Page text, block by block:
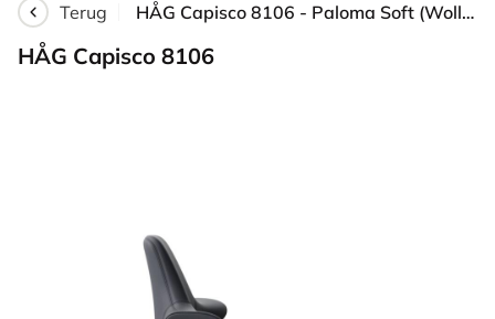
Terug HÅG Capisco 8106 - Paloma Soft (Wollsdorf) - Semi-aniline Leder - ATG55185 - Charcoal - Blush Rose - 150mm - Zachte wielen t.b.v. harde vloeren
HÅG Capisco 8106